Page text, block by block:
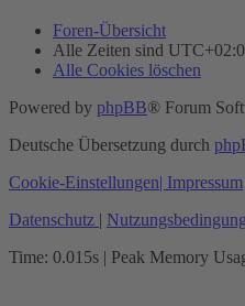
Foren-Übersicht
Alle Zeiten sind
Alle Cookies löschen
Powered by phpBB® Forum
Deutsche Übersetzung durch
Cookie-Einstellungen| Impressum
Datenschutz |
Time: 0.015s | Peak Memory